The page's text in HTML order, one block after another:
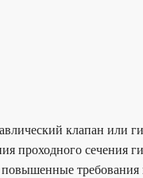
клапан или
проходного